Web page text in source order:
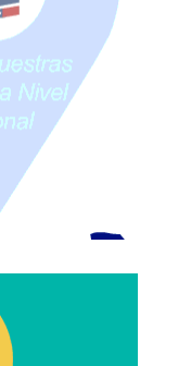
de 18 años).